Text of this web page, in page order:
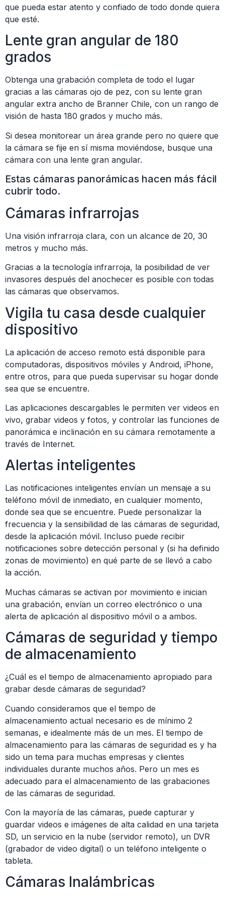
que pueda estar atento y confiado de todo donde quiera
que esté.
Lente gran angular de 180
grados
Obtenga una grabación completa de todo el lugar
gracias a las cámaras ojo de pez, con su lente gran
angular extra ancho de Branner Chile, con un rango de
visión de hasta 180 grados y mucho más.
Si desea monitorear un área grande pero no quiere que
la cámara se fije en sí misma moviéndose, busque una
cámara con una lente gran angular.
Estas cámaras panorámicas hacen más fácil
cubrir todo.
Cámaras infrarrojas
Una visión infrarroja clara, con un alcance de 20, 30
metros y mucho más.
Gracias a la tecnología infrarroja, la posibilidad de ver
invasores después del anochecer es posible con todas
las cámaras que observamos.
Vigila tu casa desde cualquier
dispositivo
La aplicación de acceso remoto está disponible para
computadoras, dispositivos móviles y Android, iPhone,
entre otros, para que pueda supervisar su hogar donde
sea que se encuentre.
Las aplicaciones descargables le permiten ver videos en
vivo, grabar videos y fotos, y controlar las funciones de
panorámica e inclinación en su cámara remotamente a
través de Internet.
Alertas inteligentes
Las notificaciones inteligentes envían un mensaje a su
teléfono móvil de inmediato, en cualquier momento,
donde sea que se encuentre. Puede personalizar la
frecuencia y la sensibilidad de las cámaras de seguridad,
desde la aplicación móvil. Incluso puede recibir
notificaciones sobre detección personal y (si ha definido
zonas de movimiento) en qué parte de se llevó a cabo
la acción.
Muchas cámaras se activan por movimiento e inician
una grabación, envían un correo electrónico o una
alerta de aplicación al dispositivo móvil o a ambos.
Cámaras de seguridad y tiempo
de almacenamiento
¿Cuál es el tiempo de almacenamiento apropiado para
grabar desde cámaras de seguridad?
Cuando consideramos que el tiempo de
almacenamiento actual necesario es de mínimo 2
semanas, e idealmente más de un mes. El tiempo de
almacenamiento para las cámaras de seguridad es y ha
sido un tema para muchas empresas y clientes
individuales durante muchos años. Pero un mes es
adecuado para el almacenamiento de las grabaciones
de las cámaras de seguridad.
Con la mayoría de las cámaras, puede capturar y
guardar videos e imágenes de alta calidad en una tarjeta
SD, un servicio en la nube (servidor remoto), un DVR
(grabador de video digital) o un teléfono inteligente o
tableta.
Cámaras Inalámbricas